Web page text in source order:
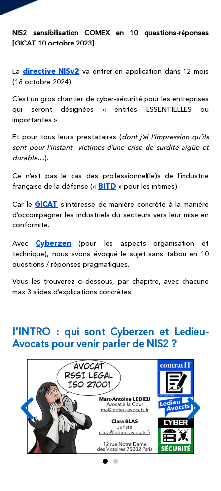
NIS2 sensibilisation COMEX en 10 questions-réponses
[GICAT 10 octobre 2023]
La directive NISv2 va entrer en application dans 12 mois
(18 octobre 2024).
C’est un gros chantier de cyber-sécurité pour les entreprises
qui seront désignées « entités ESSENTIELLES ou
importantes ».
Et pour tous leurs prestataires (dont j’ai l’impression qu’ils
sont pour l’instant victimes d’une crise de surdité aigüe et
durable…).
Ce n’est pas le cas des professionnel(le)s de l’industrie
française de la défense (« BITD » pour les intimes).
Car le GICAT s’intéresse de manière concrète à la manière
d’occompagner les industriels du secteurs vers leur mise en
conformité.
Avec Cyberzen (pour les aspects organisation et
technique), nous avons évoqué le sujet sans tabou en 10
questions / réponses pragmatiques.
Vous les trouverez ci-dessous, par chapitre, avec chacune
max 3 slides d’explications concrètes.
l'INTRO : qui sont Cyberzen et Ledieu-
Avocats pour venir parler de NIS2 ?